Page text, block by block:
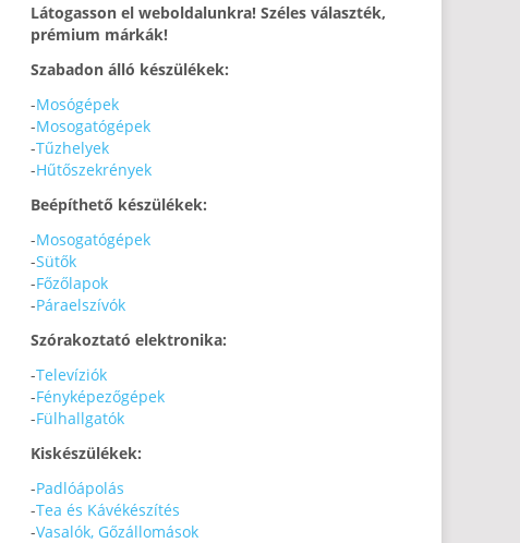
Látogasson el weboldalunkra! Széles választék,
prémium márkák!
Szabadon álló készülékek:
-Mosógépek
-Mosogatógépek
-Tűzhelyek
-Hűtőszekrények
Beépíthető készülékek:
-Mosogatógépek
-Sütők
-Főzőlapok
-Páraelszívók
Szórakoztató elektronika:
-Televíziók
-Fényképezőgépek
-Fülhallgatók
Kiskészülékek:
-Padlóápolás
-Tea és Kávékészítés
-Vasalók, Gőzállomások